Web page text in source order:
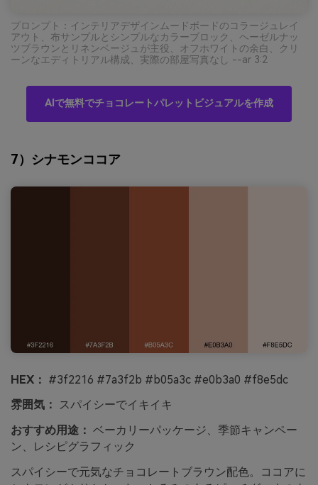
プロンプト：インテリアデザインムードボードのコラージュレイ
アウト、布サンプルとシンプルなカラーブロック、ヘーゼルナッ
ツブラウンとリネンベージュが主役、オフホワイトの余白、クリ
ーンなエディトリアル構成、実際の部屋写真なし --ar 3:2
AIで無料でチョコレートパレットビジュアルを作成
7）シナモンココア
HEX： #3f2216 #7a3f2b #b05a3c #e0b3a0 #f8e5dc
雰囲気： スパイシーでイキイキ
おすすめ用途： ベーカリーパッケージ、季節キャンペー
ン、レシピグラフィック
スパイシーで元気なチョコレートブラウン配色。ココアに